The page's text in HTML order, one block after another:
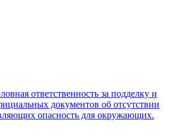
ответственность за подделку и
документов об отсутствии
опасность для окружающих.